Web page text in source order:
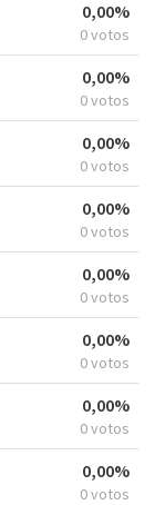
0,00%
0 votos
0,00%
0 votos
0,00%
0 votos
0,00%
0 votos
0,00%
0 votos
0,00%
0 votos
0,00%
0 votos
0,00%
0 votos